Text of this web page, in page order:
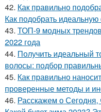
42. Как правильно
Как подобрать
43. ТОП-9 модных
2022 года
44. Получить идеальный
волосы: подбор
45. Как правильно
проверенные методы и
46. Расскажем о Сегодня,